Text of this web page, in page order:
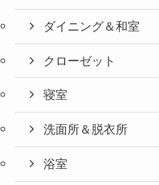
ダイニング＆和室
クローゼット
寝室
洗面所＆脱衣所
浴室